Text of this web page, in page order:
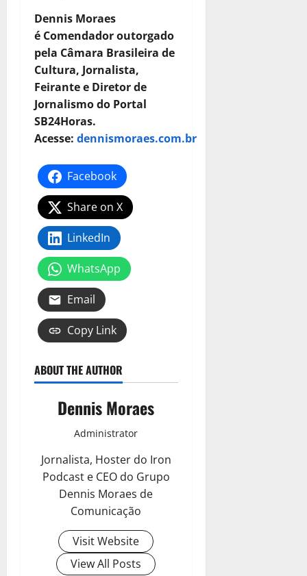
Dennis Moraes
é Comendador outorgado
pela Câmara Brasileira de
Cultura, Jornalista,
Feirante e Diretor de
Jornalismo do Portal
SB24Horas.
Acesse: dennismoraes.com.br
Facebook
Share on X
LinkedIn
WhatsApp
Email
Copy Link
ABOUT THE AUTHOR
Dennis Moraes
Administrator
Jornalista, Hoster do Iron
Podcast e CEO do Grupo
Dennis Moraes de
Comunicação
Visit Website
View All Posts